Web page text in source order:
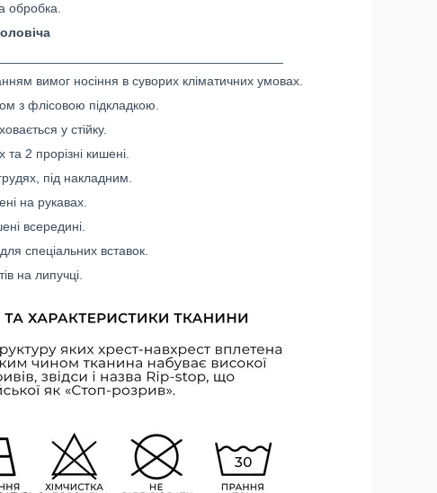
обробка.
вимог носіння в суворих кліматичних умовах.
з флісовою підкладкою.
у стійку.
2 прорізні кишені.
під накладним.
на рукавах.
всередині.
спеціальних вставок.
на липучці.